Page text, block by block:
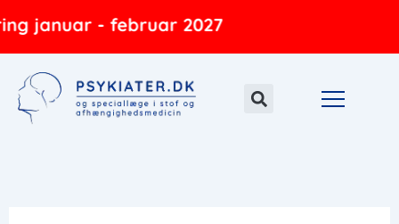
Gå
indholdet
januar - februar 2027